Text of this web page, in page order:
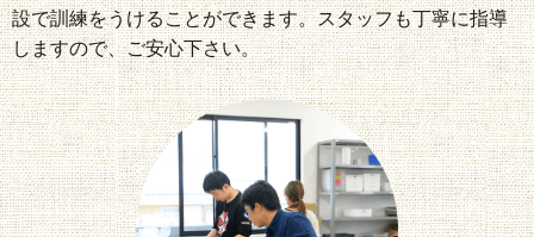
設で訓練をうけることができます。スタッフも丁寧に指導
しますので、ご安心下さい。